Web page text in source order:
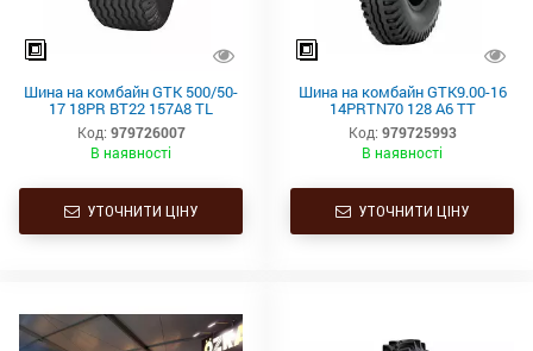
Шина на комбайн GTK 500/50-
17 18PR BT22 157A8 TL
Код: 979726007
В наявності
УТОЧНИТИ ЦІНУ
Шина на комбайн GTK9.00-16
14PRTN70 128 A6 TT
Код: 979725993
В наявності
УТОЧНИТИ ЦІНУ